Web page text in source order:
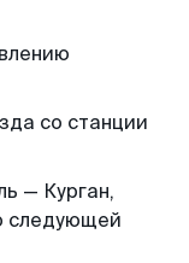
со станции
— Курган,
следующей